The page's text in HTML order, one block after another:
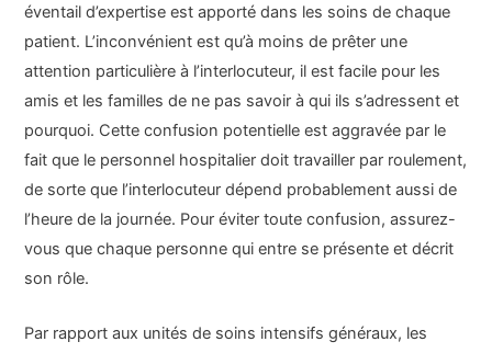
éventail d’expertise est apporté dans les soins de chaque
patient. L’inconvénient est qu’à moins de prêter une
attention particulière à l’interlocuteur, il est facile pour les
amis et les familles de ne pas savoir à qui ils s’adressent et
pourquoi. Cette confusion potentielle est aggravée par le
fait que le personnel hospitalier doit travailler par roulement,
de sorte que l’interlocuteur dépend probablement aussi de
l’heure de la journée. Pour éviter toute confusion, assurez-
vous que chaque personne qui entre se présente et décrit
son rôle.
Par rapport aux unités de soins intensifs généraux, les